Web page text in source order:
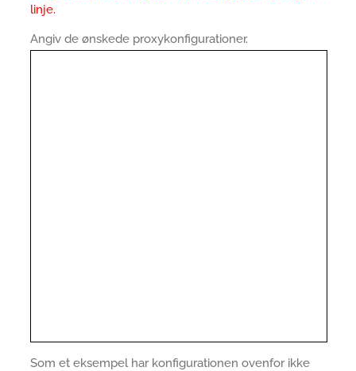
linje.
Angiv de ønskede proxykonfigurationer.
Som et eksempel har konfigurationen ovenfor ikke